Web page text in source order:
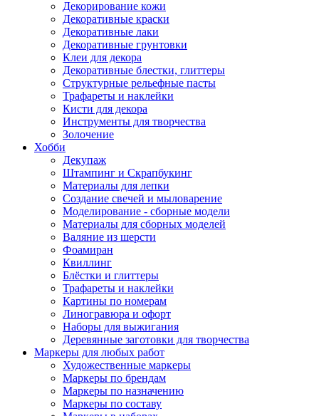
Декорирование кожи
Декоративные краски
Декоративные лаки
Декоративные грунтовки
Клеи для декора
Декоративные блестки, глиттеры
Структурные рельефные пасты
Трафареты и наклейки
Кисти для декора
Инструменты для творчества
Золочение
Хобби
Декупаж
Штампинг и Скрапбукинг
Материалы для лепки
Создание свечей и мыловарение
Моделирование - сборные модели
Материалы для сборных моделей
Валяние из шерсти
Фоамиран
Квиллинг
Блёстки и глиттеры
Трафареты и наклейки
Картины по номерам
Линогравюра и офорт
Наборы для выжигания
Деревянные заготовки для творчества
Маркеры для любых работ
Художественные маркеры
Маркеры по брендам
Маркеры по назначению
Маркеры по составу